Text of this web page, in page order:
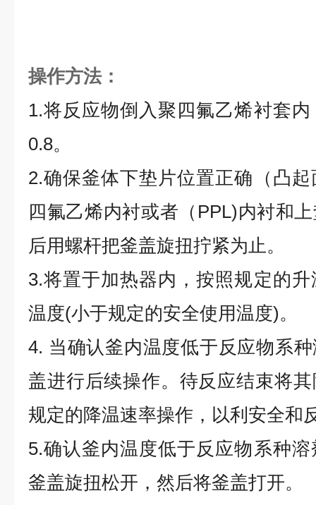
操作方法：
1.将反应物倒入聚四氟乙烯衬套
0.8。
2.确保釜体下垫片位置正确（凸
四氟乙烯内衬或者（PPL)内衬和
后用螺杆把釜盖旋扭拧紧为止。
3.将置于加热器内，按照规定的
温度(小于规定的安全使用温度)。
4. 当确认釜内温度低于反应物系
盖进行后续操作。待反应结束将
规定的降温速率操作，以利安全和
5.确认釜内温度低于反应物系种
釜盖旋扭松开，然后将釜盖打开。